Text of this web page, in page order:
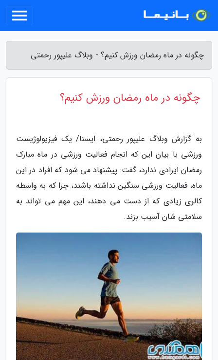
چگونه در ماه رمضان ورزش کنیم؟ - وبلاگ علیپور رحمتی
چگونه در ماه رمضان ورزش کنیم؟
به گزارش وبلاگ علیپور رحمتی، ایسنا/ یک فیزیولوژیست
ورزشی با بیان این که انجام فعالیت ورزشی در ماه مبارک
رمضان ایرادی ندارد، گفت: پیشنهاد می شود که افراد در این
ماه، فعالیت ورزشی سنگین نداشته باشند، چرا که به واسطه
کالری زیادی که از دست می دهند، این مهم می تواند به
سلامتی شان آسیب بزند.